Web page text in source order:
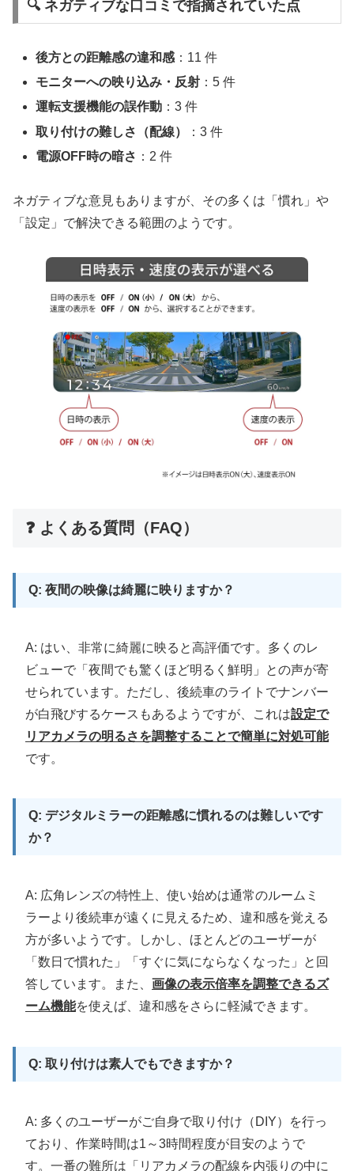
🔍 ネガティブな口コミで指摘されていた点
後方との距離感の違和感 ：11 件
モニターへの映り込み・反射 ：5 件
運転支援機能の誤作動 ：3 件
取り付けの難しさ（配線）
：3 件
電源OFF時の暗さ ：2 件
ネガティブな意見もありますが、その多くは「慣れ」や
「設定」で解決できる範囲のようです。
❓ よくある質問（FAQ）
Q: 夜間の映像は綺麗に映りますか？
A: はい、非常に綺麗に映ると高評価です。多くのレ
ビューで「夜間でも驚くほど明るく鮮明」との声が寄
せられています。ただし、後続車のライトでナンバー
が白飛びするケースもあるようですが、これは設定で
リアカメラの明るさを調整することで簡単に対処可能
です。
Q: デジタルミラーの距離感に慣れるのは難しいです
か？
A: 広角レンズの特性上、使い始めは通常のルームミ
ラーより後続車が遠くに見えるため、違和感を覚える
方が多いようです。しかし、ほとんどのユーザーが
「数日で慣れた」「すぐに気にならなくなった」と回
答しています。また、 画像の表示倍率を調整できるズ
ーム機能を使えば、違和感をさらに軽減できます。
Q: 取り付けは素人でもできますか？
A: 多くのユーザーがご自身で取り付け（DIY）を行っ
ており、作業時間は1～3時間程度が目安のようで
す。一番の難所は「リアカメラの配線を内張りの中に